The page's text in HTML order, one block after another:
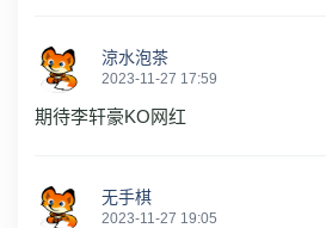
涼水泡茶
2023-11-27 17:59
期待李轩豪KO网红
无手棋
2023-11-27 19:05